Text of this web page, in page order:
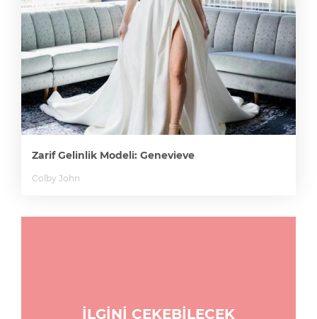
Zarif Gelinlik Modeli: Genevieve
Colby John
İLGİNİ ÇEKEBİLECEK